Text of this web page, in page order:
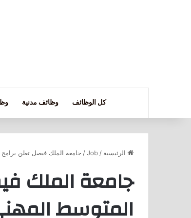
كل الوظائف وظائف مدنية
الرئيسية /
Job
/ جامعة الملك فيصل تعلن برامج
جامعة الملك
المتوسط المهني